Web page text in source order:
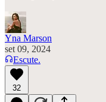
Yna Marson
set 09, 2024
Escute.
32